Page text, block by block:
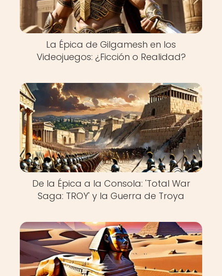
La Épica de Gilgamesh en los
Videojuegos: ¿Ficción o Realidad?
De la Épica a la Consola: 'Total War
Saga: TROY' y la Guerra de Troya